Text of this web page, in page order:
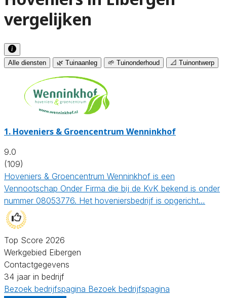
vergelijken
Alle diensten 🌿 Tuinaanleg 🌱 Tuinonderhoud 📐 Tuinontwerp
1. Hoveniers & Groencentrum Wenninkhof
9.0
(109)
Hoveniers & Groencentrum Wenninkhof is een
Vennootschap Onder Firma die bij de KvK bekend is onder
nummer 08053776. Het hoveniersbedrijf is opgericht…
Top Score 2026
Werkgebied Eibergen
Contactgegevens
34 jaar in bedrijf
Bezoek bedrijfspagina Bezoek bedrijfspagina